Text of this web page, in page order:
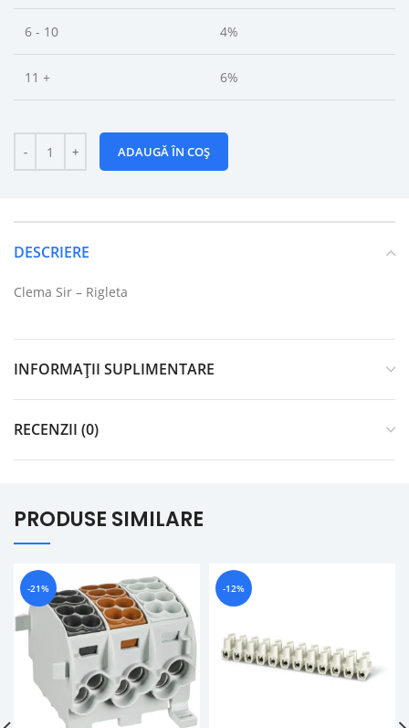
6 - 10 4%
11 + 6%
ADAUGĂ ÎN COȘ
DESCRIERE
Clema Sir – Rigleta
INFORMAȚII SUPLIMENTARE
RECENZII (0)
PRODUSE SIMILARE
-21% -12%